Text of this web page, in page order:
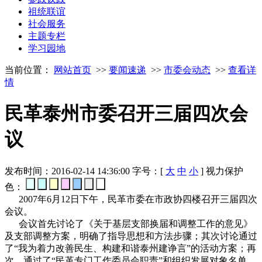
祖统联谊
社会服务
主题专栏
学习园地
当前位置： 网站首页 >> 要闻速递 >> 市委会动态 >> 查看详
情
民革泰州市委召开三届四次会
议
发布时间：2016-02-14 14:36:00 字号：[ 大 中 小 ] 视力保护
色：
2007年6月12日下午，民革市委在市政协四楼召开三届四次
会议。
会议首先讨论了《关于基层支部换届和调整工作的意见》
及支部调整方案，明确了指导思想和方法步骤；其次讨论通过
了“我为着力改善民生、构建和谐泰州建诤言”的活动方案；再